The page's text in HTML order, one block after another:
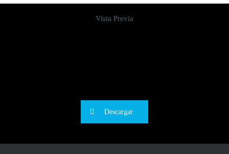
Vista Previa
Descargar